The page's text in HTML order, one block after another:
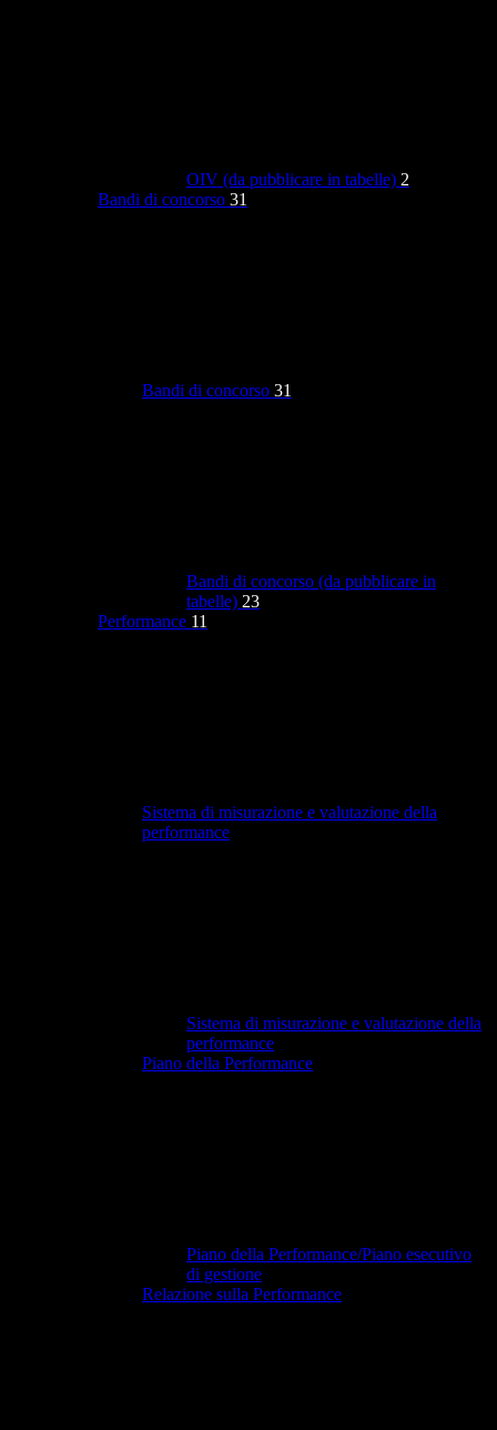
OIV (da pubblicare in tabelle) 2
Bandi di concorso 31
Bandi di concorso 31
Bandi di concorso (da pubblicare in
tabelle) 23
Performance 11
Sistema di misurazione e valutazione della
performance
Sistema di misurazione e valutazione della
performance
Piano della Performance
Piano della Performance/Piano esecutivo
di gestione
Relazione sulla Performance